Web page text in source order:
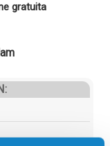
gratuita